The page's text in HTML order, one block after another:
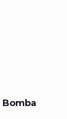
Bomba